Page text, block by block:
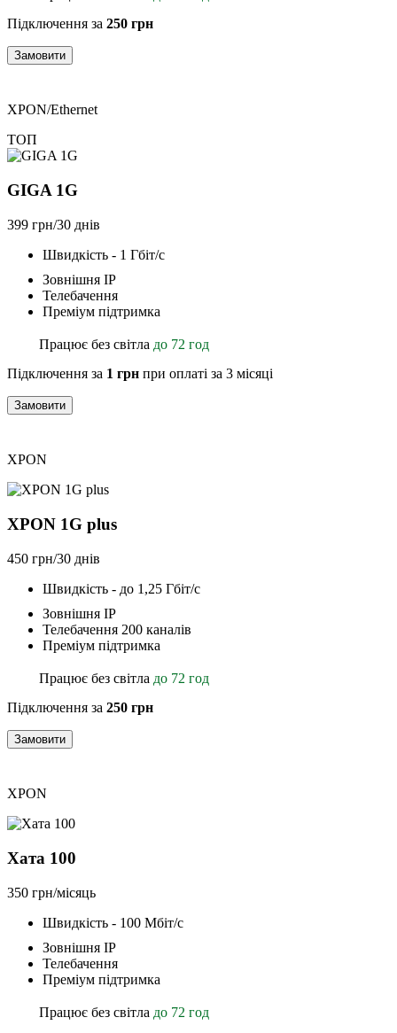
Підключення за 250 грн
Замовити
XPON/Ethernet
ТОП
GIGA 1G
399 грн/30 днів
Швидкість - 1 Гбіт/с
Зовнішня ІР
Телебачення
Преміум підтримка
Працює без світла до 72 год
Підключення за 1 грн при оплаті за 3 місяці
Замовити
XPON
XPON 1G plus
450 грн/30 днів
Швидкість - до 1,25 Гбіт/с
Зовнішня ІР
Телебачення 200 каналів
Преміум підтримка
Працює без світла до 72 год
Підключення за 250 грн
Замовити
XPON
Хата 100
350 грн/місяць
Швидкість - 100 Мбіт/с
Зовнішня ІР
Телебачення
Преміум підтримка
Працює без світла до 72 год